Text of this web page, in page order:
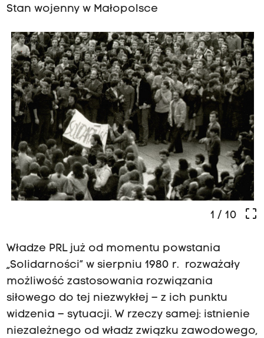
Stan wojenny w Małopolsce
crop_free
1 / 10
Władze PRL już od momentu powstania
„Solidarności” w sierpniu 1980 r. rozważały
możliwość zastosowania rozwiązania
siłowego do tej niezwykłej – z ich punktu
widzenia – sytuacji. W rzeczy samej: istnienie
niezależnego od władz związku zawodowego,